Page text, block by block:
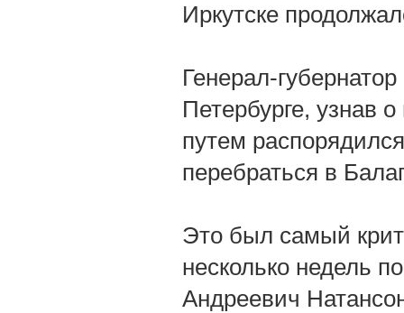
Иркутске
Генерал-
Петербурге, узнав
путем
перебраться в
Это был самый
несколько недель
Андреевич